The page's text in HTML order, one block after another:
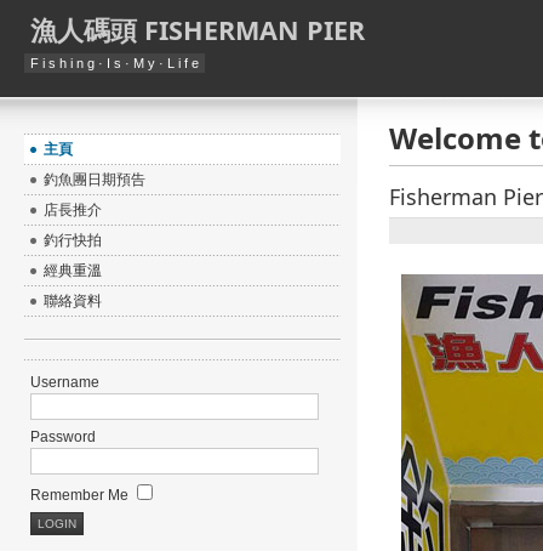
漁人碼頭 FISHERMAN PIER
F i s h i n g · I s · M y · L i f e
Welcome
Fisherman
主頁
釣魚團日期預告
店長推介
釣行快拍
經典重溫
聯絡資料
Username
Password
Remember Me